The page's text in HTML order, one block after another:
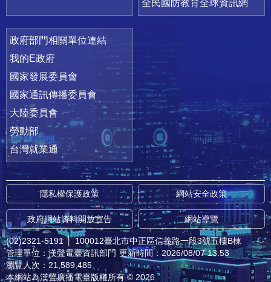
全民國防教育全球資訊網
政府部門相關單位連結
我的E政府
國家發展委員會
國家通訊傳播委員會
大陸委員會
勞動部
台灣就業通
隱私權保護政策 網站安全政策
政府網站資料開放宣告 網站導覽
(02)2321-5191 │ 100012臺北市中正區信義路一段3號五樓B棟
管理單位：漢聲電臺資訊部門 更新時間：2026/08/07 13:53
瀏覽人次：21,589,485
本網站為漢聲廣播電臺版權所有 © 2026